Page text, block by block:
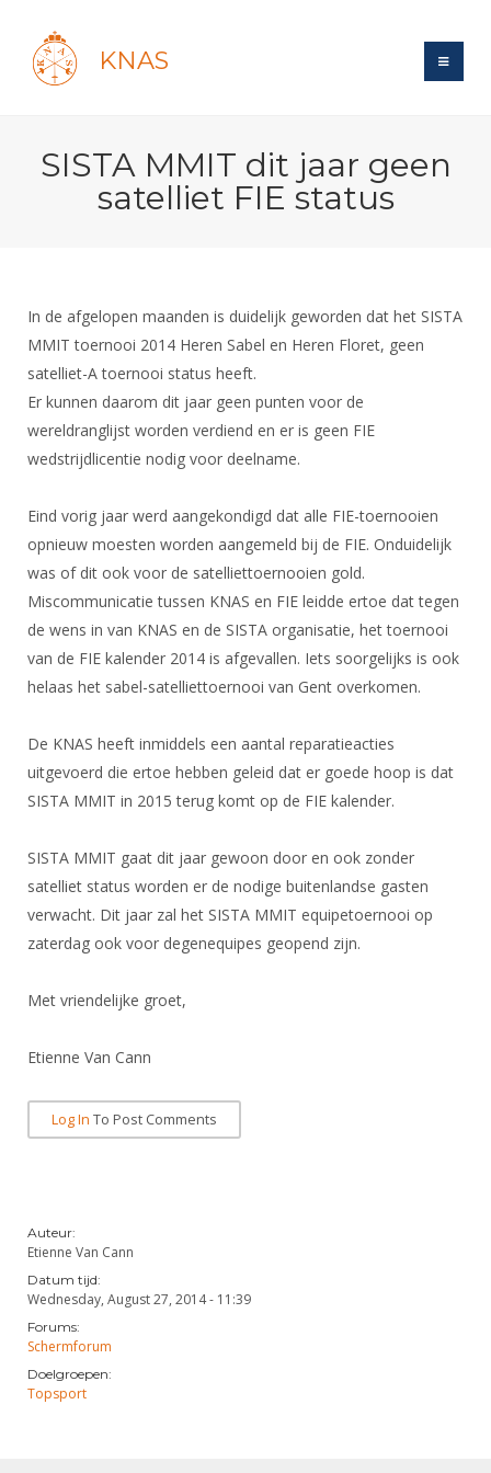
KNAS
Login
Forums
Maandelijks archief
Evenement
Gebruiksvoorwaarden
Handleiding
Bond
Tarieven
Reglementen
Ledencijfers
Sponsors en Partners
Organisatie
Bestuur
Ereleden
Leden van Verdiensten
Bondsbureau
Contact
Samenwerking
Formulieren
Verenigingsondersteuning
Witte Vlekkenplan
Oprichting Vereniging
Schermen
Recreatiesport
Veteranen
Lichtzwaardschermen
Ranglijsten
Inschrijven
Reglementen
Materiaal
Schermpaspoort
Wedstrijdkalender
NK's
JPT
JEC
Aanvragen van scheidsrechters
Verwerk wedstrijduitslagen
NK organiseren
Promotie en logo
Geschiedenis van het schermen
Wat is topsport
Nieuws
NK's
Oranje
FBT
SBT
Talentontwikkeling
Internationale Titeltoernooien
Internationale aanmeldingen
Informatie
Voor de jeugd
Spreekbeurtpakket
Ouders en vereniging
Brassardsysteem
Nieuws
Nationale opleidingen
Opleidingen
Leraar
Nieuws
Scheidsrechterslijst
Opleidingen
Infotheek
Touché
Forums
Forums
Schermforum
Contact
NK organiseren
SISTA MMIT dit jaar geen
satelliet FIE status
In de afgelopen maanden is duidelijk geworden dat het SISTA
MMIT toernooi 2014 Heren Sabel en Heren Floret, geen
satelliet-A toernooi status heeft.
Er kunnen daarom dit jaar geen punten voor de
wereldranglijst worden verdiend en er is geen FIE
wedstrijdlicentie nodig voor deelname.
Eind vorig jaar werd aangekondigd dat alle FIE-toernooien
opnieuw moesten worden aangemeld bij de FIE. Onduidelijk
was of dit ook voor de satelliettoernooien gold.
Miscommunicatie tussen KNAS en FIE leidde ertoe dat tegen
de wens in van KNAS en de SISTA organisatie, het toernooi
van de FIE kalender 2014 is afgevallen. Iets soorgelijks is ook
helaas het sabel-satelliettoernooi van Gent overkomen.
De KNAS heeft inmiddels een aantal reparatieacties
uitgevoerd die ertoe hebben geleid dat er goede hoop is dat
SISTA MMIT in 2015 terug komt op de FIE kalender.
SISTA MMIT gaat dit jaar gewoon door en ook zonder
satelliet status worden er de nodige buitenlandse gasten
verwacht. Dit jaar zal het SISTA MMIT equipetoernooi op
zaterdag ook voor degenequipes geopend zijn.
Met vriendelijke groet,
Etienne Van Cann
Log In To Post Comments
Auteur:
Etienne Van Cann
Datum tijd:
Wednesday, August 27, 2014 - 11:39
Forums:
Schermforum
Doelgroepen:
Topsport